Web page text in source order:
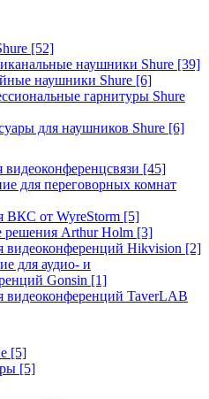
[52]
наушники Shure [39]
наушники Shure [6]
гарнитуры Shure
для наушников Shure [6]
[45]
для переговорных комнат
ВКС от WyreStorm [5]
Arthur Holm [3]
видеоконференций Hikvision [2]
для аудио- и
Gonsin [1]
видеоконференций TaverLAB
[5]
[5]